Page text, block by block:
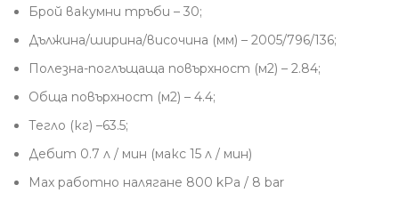
Брой вакумни тръби – 30;
Дължина/ширина/височина (мм) – 2005/796/136;
Полезна-поглъщаща повърхност (м2) – 2.84;
Обща повърхност (м2) – 4.4;
Тегло (кг) –63.5;
Дебит 0.7 л / мин (макс 15 л / мин)
Max работно налягане 800 kPa / 8 bar